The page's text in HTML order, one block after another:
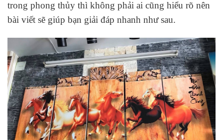
trong phong thủy thì không phải ai cũng hiểu rõ nên
bài viết sẽ giúp bạn giải đáp nhanh như sau.